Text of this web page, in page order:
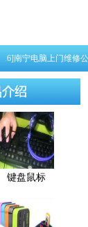
南宁电脑上门维修公司
键盘鼠标